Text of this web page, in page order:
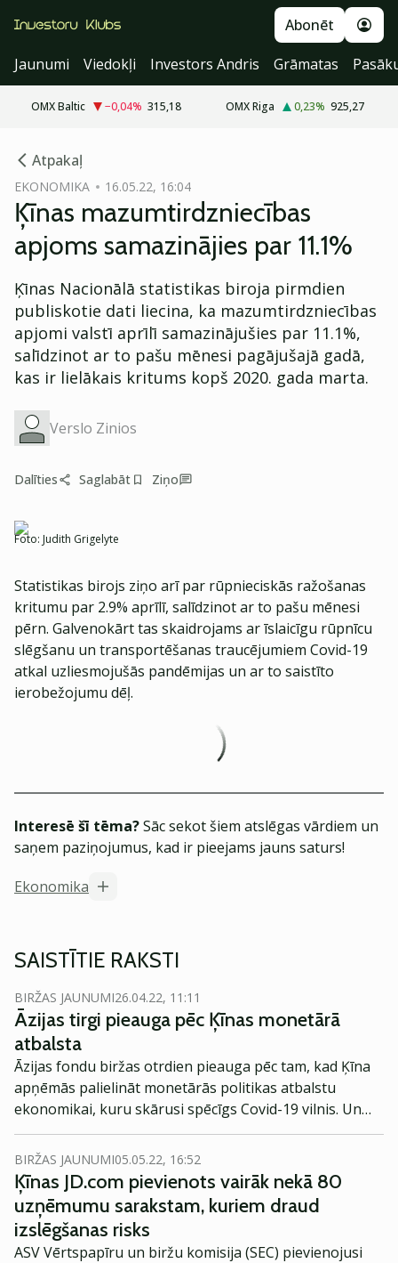
Abonēt
Jaunumi
Viedokļi Investors Andris Grāmatas
OMX Baltic −0,04% 315,18 OMX Riga 0,23% 925,27
Atpakaļ
EKONOMIKA 16.05.22, 16:04
Ķīnas mazumtirdzniecības
apjoms samazinājies par 11.1%
Ķīnas Nacionālā statistikas biroja pirmdien
publiskotie dati liecina, ka mazumtirdzniecības
apjomi valstī aprīlī samazinājušies par 11.1%,
salīdzinot ar to pašu mēnesi pagājušajā gadā,
kas ir lielākais kritums kopš 2020. gada marta.
Verslo Zinios
Dalīties Saglabāt Ziņo
Foto: Judith Grigelyte
Statistikas birojs ziņo arī par rūpnieciskās ražošanas
kritumu par 2.9% aprīlī, salīdzinot ar to pašu mēnesi
pērn. Galvenokārt tas skaidrojams ar īslaicīgu rūpnīcu
slēgšanu un transportēšanas traucējumiem Covid-19
atkal uzliesmojušās pandēmijas un ar to saistīto
ierobežojumu dēļ.
Interesē šī tēma?Sāc sekot šiem atslēgas vārdiem un
saņem paziņojumus, kad ir pieejams jauns saturs!
Ekonomika
SAISTĪTIE RAKSTI
BIRŽAS JAUNUMI26.04.22, 11:11
Āzijas tirgi pieauga pēc Ķīnas monetārā
atbalsta
Āzijas fondu biržas otrdien pieauga pēc tam, kad Ķīna
apņēmās palielināt monetārās politikas atbalstu
ekonomikai, kuru skārusi spēcīgs Covid-19 vilnis. Un
Amerikas Savienoto Valstu (ASV), kā arī Eiropas fondu
biržā tirgoto nākotnes līgumu prognozes ir augstākas.
BIRŽAS JAUNUMI05.05.22, 16:52
Ķīnas JD.com pievienots vairāk nekā 80
uzņēmumu sarakstam, kuriem draud
izslēgšanas risks
ASV Vērtspapīru un biržu komisija (SEC) pievienojusi